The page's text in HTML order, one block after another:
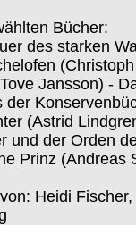
Bücher:
des starken
Jansson) -
der
(Astrid
und der Orden
Prinz (Andreas
Heidi